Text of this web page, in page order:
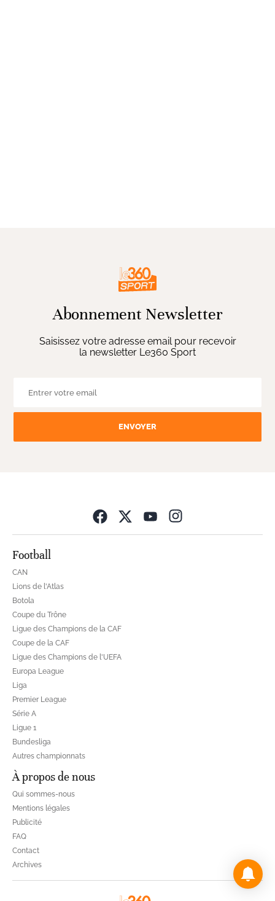
Abonnement Newsletter
Saisissez votre adresse email pour recevoir
la newsletter Le360 Sport
ENVOYER
Football
CAN
Lions de l'Atlas
Botola
Coupe du Trône
Ligue des Champions de la CAF
Coupe de la CAF
Ligue des Champions de l'UEFA
Europa League
Liga
Premier League
Série A
Ligue 1
Bundesliga
Autres championnats
À propos de nous
Qui sommes-nous
Mentions légales
Publicité
FAQ
Contact
Archives